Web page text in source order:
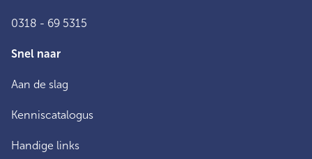
0318 - 69 5315
Snel naar
Aan de slag
Kenniscatalogus
Handige links